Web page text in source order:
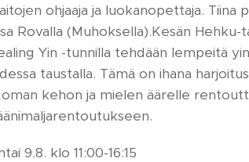
ohjaaja ja luokanopettaja. Tiina
Rovalla (Muhoksella).Kesän Hehku-
Yin -tunnilla tehdään lempeitä
taustalla. Tämä on ihana
kehon ja mielen äärelle
9.8. klo 11:00-16:15